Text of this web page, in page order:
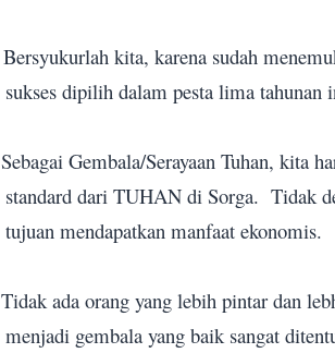
Bersyukurlah kita, karena sudah
sukses dipilih dalam pesta lima tahunan
Sebagai Gembala/Serayaan Tuhan, kita
standard dari TUHAN di Sorga. Tidak
tujuan mendapatkan manfaat ekonomis.
Tidak ada orang yang lebih pintar dan
menjadi gembala yang baik sangat